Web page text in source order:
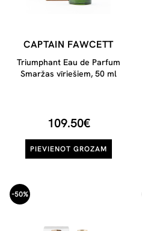
CAPTAIN FAWCETT
Triumphant Eau de Parfum
Smaržas vīriešiem, 50 ml
109.50€
PIEVIENOT GROZAM
-50%